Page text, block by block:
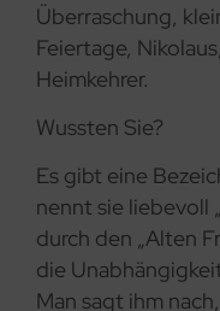
Überraschung,
Feiertage,
Heimkehrer.
Wussten Sie?
Es gibt eine
nennt sie liebevoll
durch den „Alten
die
Man sagt ihm